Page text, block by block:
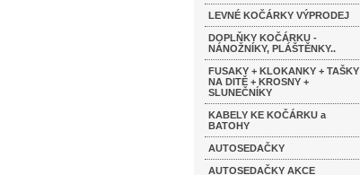
LEVNÉ KOČÁRKY VÝPRODEJ
DOPLŇKY KOČÁRKU -
NÁNOŽNÍKY, PLÁŠTĚNKY..
FUSAKY + KLOKANKY + TAŠKY
NA DITĚ + KROSNY +
SLUNEČNÍKY
KABELY KE KOČÁRKU a
BATOHY
AUTOSEDAČKY
AUTOSEDAČKY AKCE